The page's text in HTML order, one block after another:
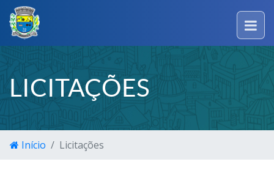
LICITAÇÕES
Início Licitações